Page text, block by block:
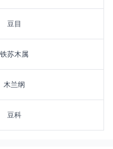
豆目
铁苏木属
木兰纲
豆科